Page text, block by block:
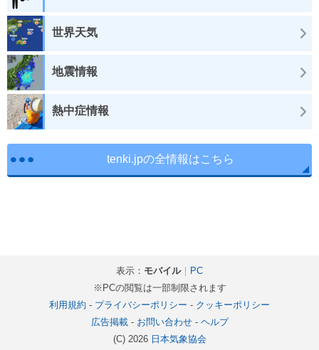
世界天気
地震情報
熱中症情報
tenki.jpの全情報はこちら
表示： モバイル｜
PC
※PCの閲覧は一部制限されます
利用規約 - プライバシーポリシー - クッキーポリシー
広告掲載- お問い合わせ- ヘルプ
(C) 2026 日本気象協会